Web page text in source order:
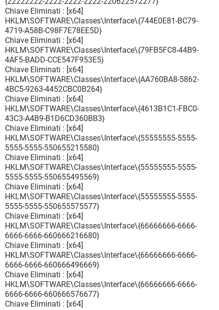
Chiave Eliminati : [x64]
HKLM\SOFTWARE\Classes\Interface\{744E0E81-BC79-
4719-A58B-C98F7E78EE5D}
Chiave Eliminati : [x64]
HKLM\SOFTWARE\Classes\Interface\{79FB5FC8-44B9-
4AF5-BADD-CCE547F953E5}
Chiave Eliminati : [x64]
HKLM\SOFTWARE\Classes\Interface\{AA760BA8-5862-
4BC5-9263-4452CBC0B264}
Chiave Eliminati : [x64]
HKLM\SOFTWARE\Classes\Interface\{4613B1C1-FBC0-
43C3-A4B9-B1D6CD360BB3}
Chiave Eliminati : [x64]
HKLM\SOFTWARE\Classes\Interface\{55555555-5555-
5555-5555-550655215580}
Chiave Eliminati : [x64]
HKLM\SOFTWARE\Classes\Interface\{55555555-5555-
5555-5555-550655495569}
Chiave Eliminati : [x64]
HKLM\SOFTWARE\Classes\Interface\{55555555-5555-
5555-5555-550655575577}
Chiave Eliminati : [x64]
HKLM\SOFTWARE\Classes\Interface\{66666666-6666-
6666-6666-660666216680}
Chiave Eliminati : [x64]
HKLM\SOFTWARE\Classes\Interface\{66666666-6666-
6666-6666-660666496669}
Chiave Eliminati : [x64]
HKLM\SOFTWARE\Classes\Interface\{66666666-6666-
6666-6666-660666576677}
Chiave Eliminati : [x64]